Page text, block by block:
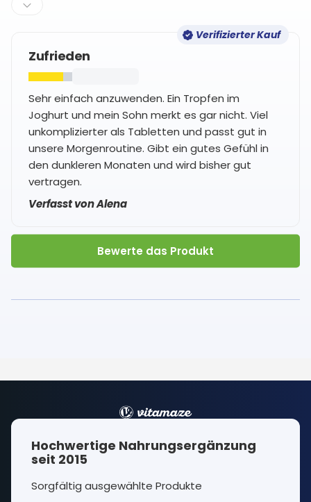
Verifizierter Kauf
Zufrieden
Sehr einfach anzuwenden. Ein Tropfen im
Joghurt und mein Sohn merkt es gar nicht. Viel
unkomplizierter als Tabletten und passt gut in
unsere Morgenroutine. Gibt ein gutes Gefühl in
den dunkleren Monaten und wird bisher gut
vertragen.
Verfasst von Alena
Bewerte das Produkt
Hochwertige Nahrungsergänzung
seit 2015
Sorgfältig ausgewählte Produkte